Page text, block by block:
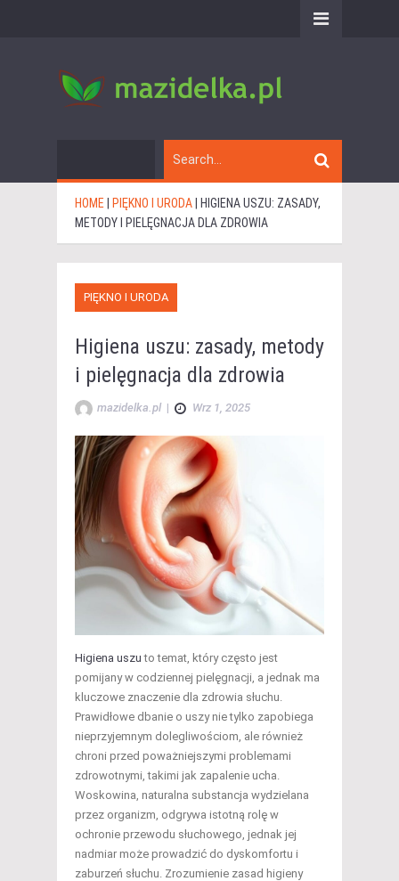
HOME PIĘKNO I URODA
HIGIENA USZU: ZASADY,
METODY I PIELĘGNACJA DLA ZDROWIA
PIĘKNO I URODA
Higiena uszu: zasady, metody
i pielęgnacja dla zdrowia
mazidelka.pl | Wrz 1, 2025
Higiena uszu to temat, który często jest
pomijany w codziennej pielęgnacji, a jednak ma
kluczowe znaczenie dla zdrowia słuchu.
Prawidłowe dbanie o uszy nie tylko zapobiega
nieprzyjemnym dolegliwościom, ale również
chroni przed poważniejszymi problemami
zdrowotnymi, takimi jak zapalenie ucha.
Woskowina, naturalna substancja wydzielana
przez organizm, odgrywa istotną rolę w
ochronie przewodu słuchowego, jednak jej
nadmiar może prowadzić do dyskomfortu i
zaburzeń słuchu. Zrozumienie zasad higieny